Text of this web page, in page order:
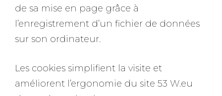
de sa mise en page grâce à
l’enregistrement d’un fichier de données
sur son ordinateur.
Les cookies simplifient la visite et
améliorent l’ergonomie du site 53 W.eu